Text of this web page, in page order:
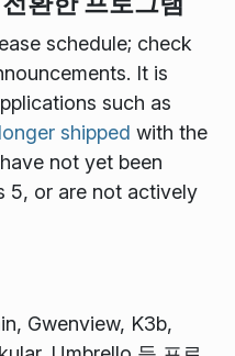
schedule; check
It is
such as
shipped with the
not yet been
5, or are not actively
Gwenview, K3b,